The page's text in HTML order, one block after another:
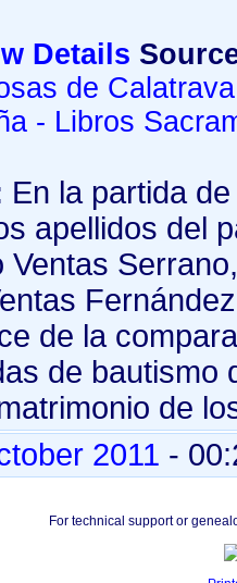
de
- Libros
En la partida
apellidos del
Ventas
de la
de bautismo
de
2011 -
For technical support or